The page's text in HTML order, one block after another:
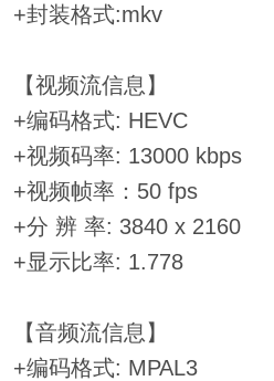
+封装格式:mkv
【视频流信息】
+编码格式: HEVC
+视频码率: 13000 kbps
+视频帧率：50 fps
+分 辨 率: 3840 x 2160
+显示比率: 1.778
【音频流信息】
+编码格式: MPAL3